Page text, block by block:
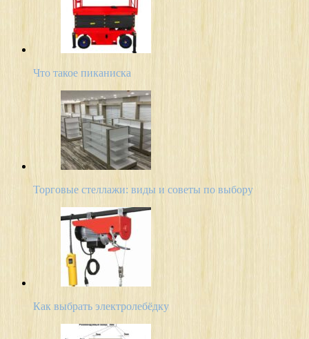
Что такое пиканиска
Торговые стеллажи: виды и советы по выбору
Как выбрать электролебёдку